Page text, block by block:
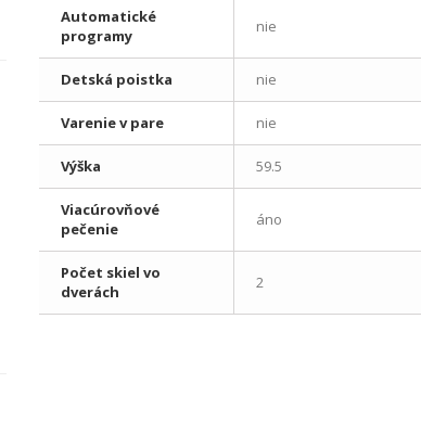
Automatické
programy
nie
Detská poistka nie
Varenie v pare nie
Výška 59.5
Viacúrovňové
pečenie
áno
Počet skiel vo
dverách
2